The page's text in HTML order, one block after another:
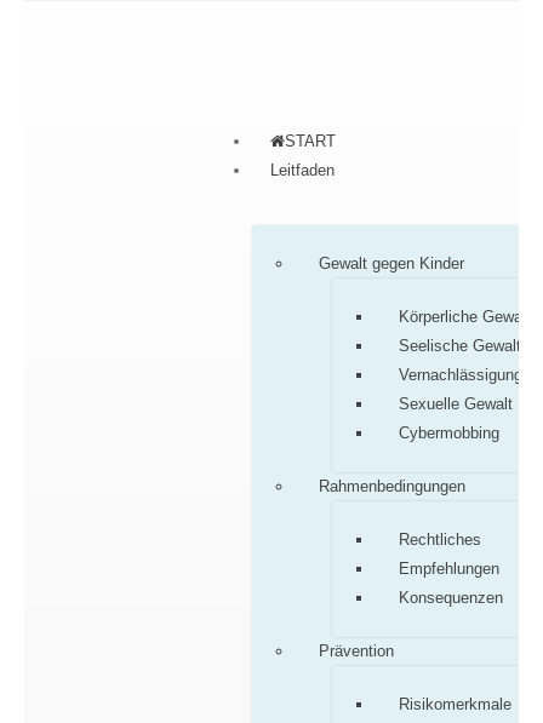
START
Leitfaden
Gewalt gegen Kinder
Körperliche Gewalt
Seelische Gewalt
Vernachlässigung
Sexuelle Gewalt
Cybermobbing
Rahmenbedingungen
Rechtliches
Empfehlungen
Konsequenzen
Prävention
Risikomerkmale